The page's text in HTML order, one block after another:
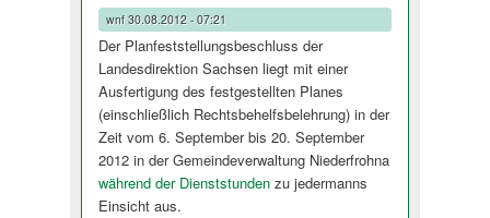
wnf30.08.2012 - 07:21
Der Planfeststellun­gsbeschluss der
Landesdirektion Sachsen liegt mit einer
Ausfertigung des festgestellten Planes
(einschließlich Rechtsbehelfsbe­lehrung) in der
Zeit vom 6. September bis 20. September
2012 in der Gemeindeverwaltung Niederfrohna
während der Dienststundenzu jedermanns
Einsicht aus.